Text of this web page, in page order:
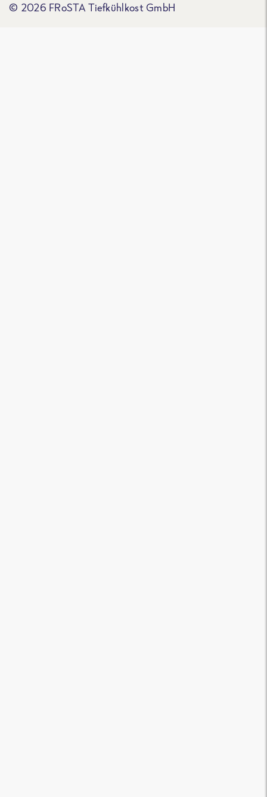
© 2026 FRoSTA Tiefkühlkost GmbH